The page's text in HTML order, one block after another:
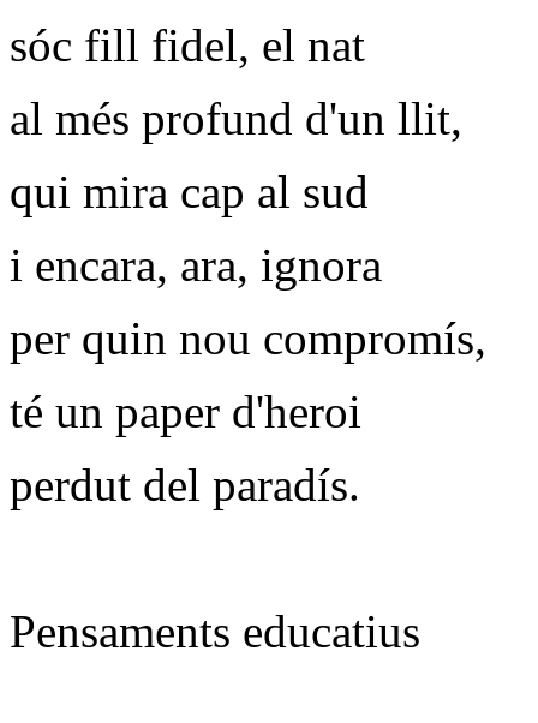
sóc fill fidel, el nat
al més profund d'un llit,
qui mira cap al sud
i encara, ara, ignora
per quin nou compromís,
té un paper d'heroi
perdut del paradís.
Pensaments educatius